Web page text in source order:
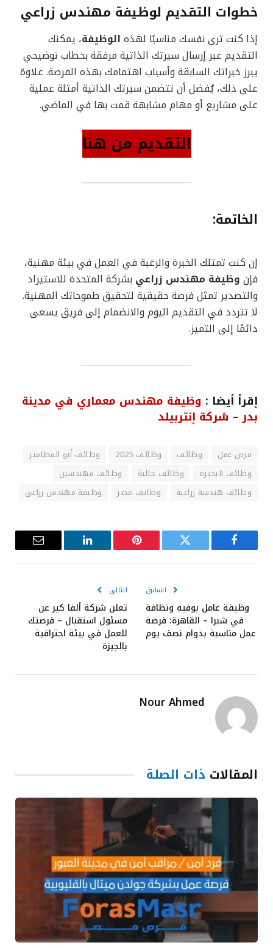
خطوات التقديم لوظيفة مهندس زراعي
إذا كنت ترى نفسك مناسبًا لهذه الوظيفة، يمكنك
التقديم عبر إرسال سيرتك الذاتية مرفقة بخطاب توضيحي
يبرز خبراتك السابقة وأسباب اهتمامك بهذه الفرصة. علاوة
على ذلك، يُفضل أن تتضمن سيرتك الذاتية أمثلة عملية
على مشاريع أو مهام مشابهة قمت بها في الماضي.
التقديم من هنا
الخاتمة:
إن كنت تمتلك الخبرة والرغبة في العمل في بيئة مهنية،
فإن وظيفة مهندس زراعي بشركة المتحدة للاستيراد
والتصدير تمثل فرصة حقيقية لتحقيق طموحاتك المهنية.
لا تتردد في التقديم اليوم والانضمام إلى فريق يسعى
دائمًا إلى التميز.
إقرأ أيضا : وظيفة مهندس معماري في مدينة
بدر – شركة إنتربيلد
فرص عمل وظائف وظائف 2025
وظائف أبو المطامير
وظائف البحيرة
وظائف خالية
وظائف مهندسين
وظائف هندسة زراعية
وظايف مصر وظيفة مهندس زراعي
فيسبوك تويتر بينتيريست لينكدإن
البريد
السابق
وظيفة عامل بوفيه ونظافة
في شبرا – القاهرة: فرصة
عمل مناسبة بدوام نصف يوم
التالي
تعلن شركة ألفا كير عن
مسئول استقبال – فرصتك
للعمل في بيئة احترافية
بالجيزة
Nour Ahmed
المقالات ذات الصلة